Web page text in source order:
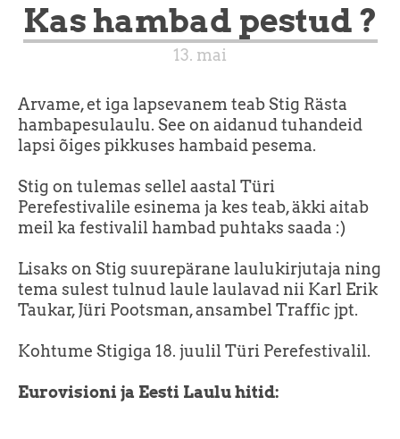
Kas hambad pestud ?
13. mai
Arvame, et iga lapsevanem teab Stig Rästa
hambapesulaulu. See on aidanud tuhandeid
lapsi õiges pikkuses hambaid pesema.
Stig on tulemas sellel aastal Türi
Perefestivalile esinema ja kes teab, äkki aitab
meil ka festivalil hambad puhtaks saada :)
Lisaks on Stig suurepärane laulukirjutaja ning
tema sulest tulnud laule laulavad nii Karl Erik
Taukar, Jüri Pootsman, ansambel Traffic jpt.
Kohtume Stigiga 18. juulil Türi Perefestivalil.
Eurovisioni ja Eesti Laulu hitid: